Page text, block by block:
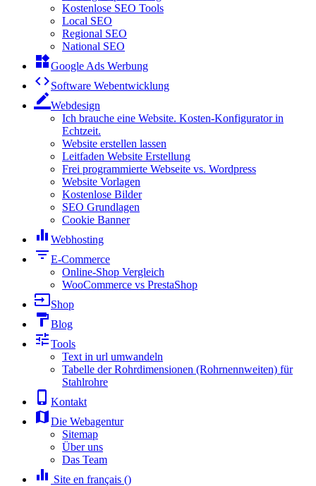
Kostenlose SEO Tools
Local SEO
Regional SEO
National SEO
widgetsGoogle Ads Werbung
codeSoftware Webentwicklung
border_colorWebdesign
Ich brauche eine Website. Kosten-Konfigurator in
Echtzeit.
Website erstellen lassen
Leitfaden Website Erstellung
Frei programmierte Webseite vs. Wordpress
Website Vorlagen
Kostenlose Bilder
SEO Grundlagen
Cookie Banner
equalizer Webhosting
filter_listE-Commerce
Online-Shop Vergleich
WooCommerce vs PrestaShop
inputShop
format_paintBlog
tuneTools
Text in url umwandeln
Tabelle der Rohrdimensionen (Rohrnennweiten) für
Stahlrohre
phone_iphone Kontakt
mapDie Webagentur
Sitemap
Über uns
Das Team
equalizer Site en français ()